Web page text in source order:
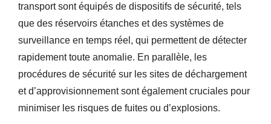
transport sont équipés de dispositifs de sécurité, tels
que des réservoirs étanches et des systèmes de
surveillance en temps réel, qui permettent de détecter
rapidement toute anomalie. En parallèle, les
procédures de sécurité sur les sites de déchargement
et d’approvisionnement sont également cruciales pour
minimiser les risques de fuites ou d’explosions.